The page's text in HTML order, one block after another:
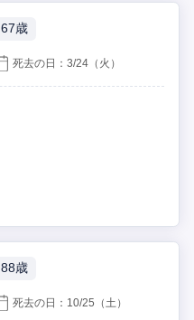
67歳
死去の日：3/24 （火）
88歳
死去の日： 10/25 （土）